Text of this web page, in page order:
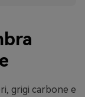
grigi carbone e